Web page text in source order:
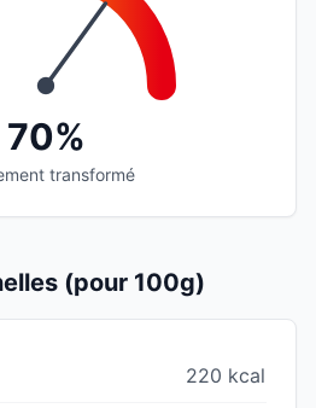
70%
transformé
(pour 100g)
220 kcal